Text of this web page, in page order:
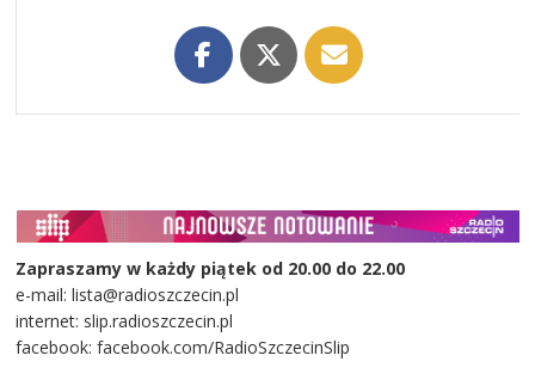
Zapraszamy w każdy piątek od 20.00 do 22.00
e-mail: lista@radioszczecin.pl
internet: slip.radioszczecin.pl
facebook: facebook.com/RadioSzczecinSlip